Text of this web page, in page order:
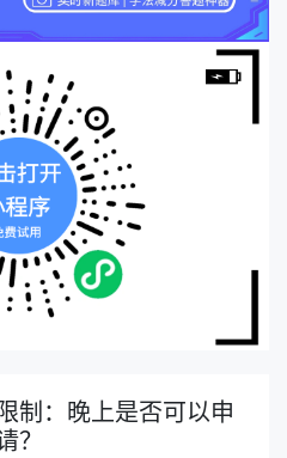
制：晚上是否可以申
？